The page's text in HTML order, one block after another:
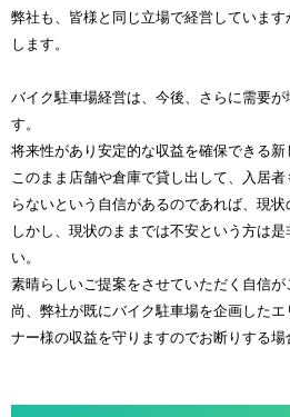
弊社も、皆様と同じ立場で経営していま
します。
バイク駐車場経営は、今後、さらに需要が
す。
将来性があり安定的な収益を確保できる新
このまま店舗や倉庫で貸し出して、入居
らないという自信があるのであれば、現状
しかし、現状のままでは不安という方は
い。
素晴らしいご提案をさせていただく自信が
尚、弊社が既にバイク駐車場を企画した
ナー様の収益を守りますのでお断りする場